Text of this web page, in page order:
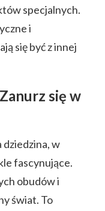
specjalnych.
i
się być z innej
się w
w
fascynujące.
obudów i
świat. To